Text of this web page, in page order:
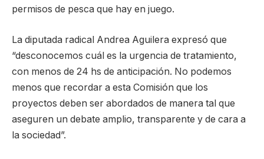
permisos de pesca que hay en juego.
La diputada radical Andrea Aguilera expresó que
“desconocemos cuál es la urgencia de tratamiento,
con menos de 24 hs de anticipación. No podemos
menos que recordar a esta Comisión que los
proyectos deben ser abordados de manera tal que
aseguren un debate amplio, transparente y de cara a
la sociedad”.